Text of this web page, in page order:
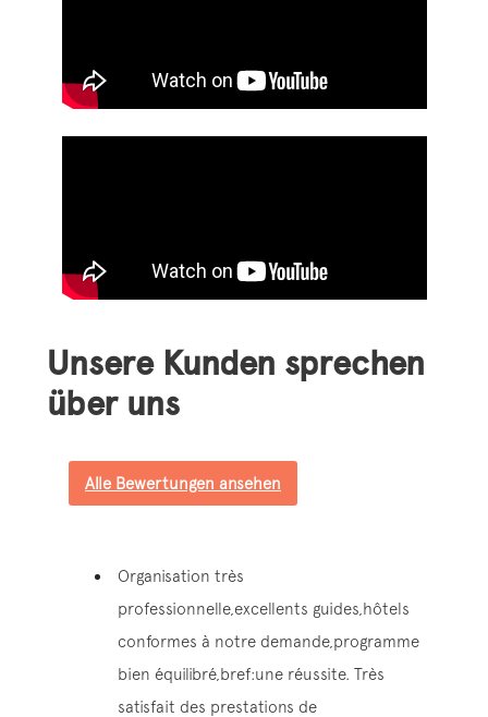
Unsere Kunden sprechen
über uns
Alle Bewertungen ansehen
Organisation très
professionnelle,excellents guides,hôtels
conformes à notre demande,programme
bien équilibré,bref:une réussite. Très
satisfait des prestations de